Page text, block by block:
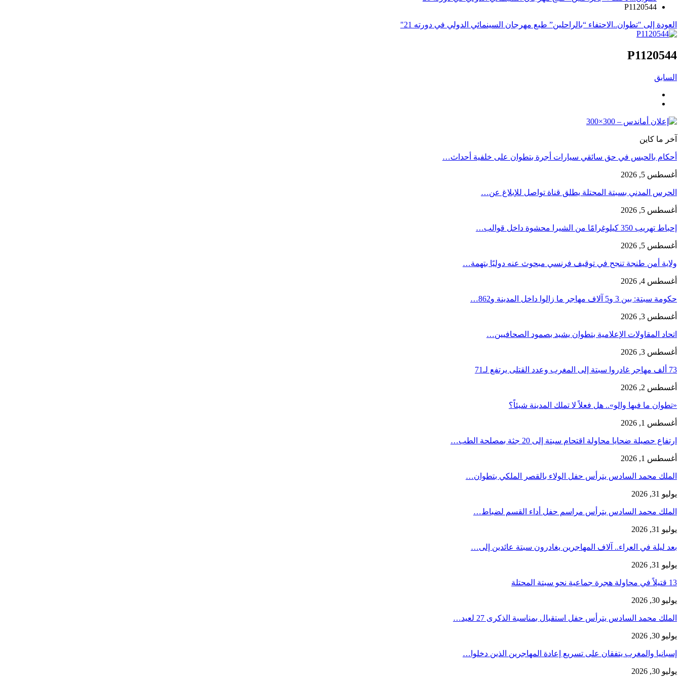
P1120544
العودة إلى "تطوان..الاحتفاء “بالراحلين” طبع مهرجان السينمائي الدولي في دورته 21"
P1120544
السابق
آخر ما كاين
أحكام بالحبس في حق سائقي سيارات أجرة بتطوان على خلفية أحداث…
أغسطس 5, 2026
الحرس المدني بسبتة المحتلة يطلق قناة تواصل للإبلاغ عن…
أغسطس 5, 2026
إحباط تهريب 350 كيلوغرامًا من الشيرا محشوة داخل قوالب…
أغسطس 5, 2026
ولاية أمن طنجة تنجح في توقيف فرنسي مبحوث عنه دوليًا بتهمة…
أغسطس 4, 2026
حكومة سبتة: بين 3 و5 آلاف مهاجر ما زالوا داخل المدينة و862…
أغسطس 3, 2026
اتحاد المقاولات الإعلامية بتطوان يشيد بصمود الصحافيين…
أغسطس 3, 2026
73 ألف مهاجر غادروا سبتة إلى المغرب وعدد القتلى يرتفع لـ71
أغسطس 2, 2026
«تطوان ما فيها والو».. هل فعلاً لا تملك المدينة شيئاً؟
أغسطس 1, 2026
ارتفاع حصيلة ضحايا محاولة اقتحام سبتة إلى 20 جثة بمصلحة الطب…
أغسطس 1, 2026
الملك محمد السادس يترأس حفل الولاء بالقصر الملكي بتطوان…
يوليو 31, 2026
الملك محمد السادس يترأس مراسم حفل أداء القسم لضباط…
يوليو 31, 2026
بعد ليلة في العراء.. آلاف المهاجرين يغادرون سبتة عائدين إلى…
يوليو 31, 2026
13 قتيلاً في محاولة هجرة جماعية نحو سبتة المحتلة
يوليو 30, 2026
الملك محمد السادس يترأس حفل استقبال بمناسبة الذكرى 27 لعيد…
يوليو 30, 2026
إسبانيا والمغرب يتفقان على تسريع إعادة المهاجرين الذين دخلوا…
يوليو 30, 2026